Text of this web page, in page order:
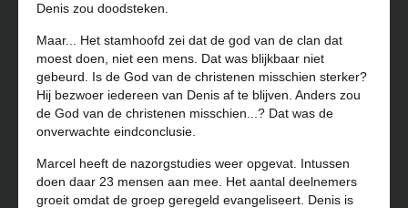
Denis zou doodsteken.
Maar... Het stamhoofd zei dat de god van de clan dat
moest doen, niet een mens. Dat was blijkbaar niet
gebeurd. Is de God van de christenen misschien sterker?
Hij bezwoer iedereen van Denis af te blijven. Anders zou
de God van de christenen misschien...? Dat was de
onverwachte eindconclusie.
Marcel heeft de nazorgstudies weer opgevat. Intussen
doen daar 23 mensen aan mee. Het aantal deelnemers
groeit omdat de groep geregeld evangeliseert. Denis is